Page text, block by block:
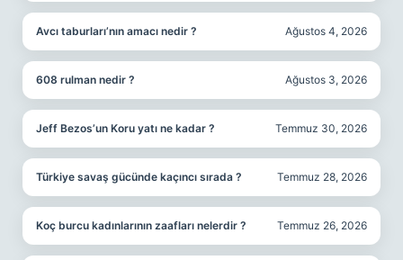
Avcı taburları’nın amacı nedir ? Ağustos 4, 2026
608 rulman nedir ? Ağustos 3, 2026
Jeff Bezos’un Koru yatı ne kadar ? Temmuz 30, 2026
Türkiye savaş gücünde kaçıncı sırada ? Temmuz 28, 2026
Koç burcu kadınlarının zaafları nelerdir ? Temmuz 26, 2026